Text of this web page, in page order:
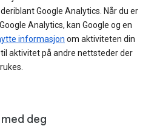
Google Analytics. Når du er
Analytics, kan Google og en
informasjon om aktiviteten din
aktivitet på andre nettsteder der
deg